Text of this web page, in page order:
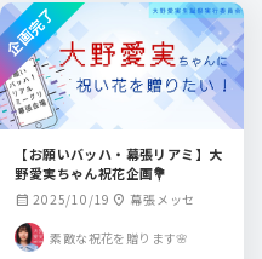
【お願いバッハ・幕張リアミ】大
野愛実ちゃん祝花企画💐
calendar_month 2025/10/19 location_on 幕張メッセ
素敵な祝花を贈ります🌸
企画完了